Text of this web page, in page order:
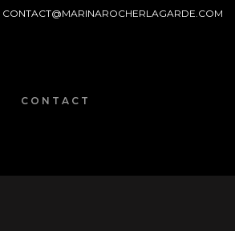
CONTACT@MARINAROCHERLAGARDE.COM
CONTACT